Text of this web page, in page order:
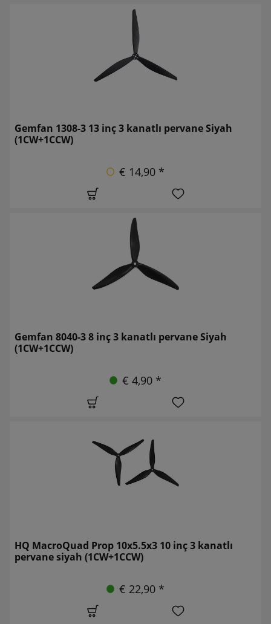
Gemfan 1308-3 13 inç 3 kanatlı pervane Siyah
(1CW+1CCW)
€ 14,90 *
Gemfan 8040-3 8 inç 3 kanatlı pervane Siyah
(1CW+1CCW)
€ 4,90 *
HQ MacroQuad Prop 10x5.5x3 10 inç 3 kanatlı
pervane siyah (1CW+1CCW)
€ 22,90 *